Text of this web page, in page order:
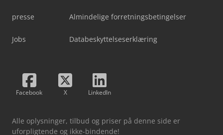
presse
Jobs
Almindelige forretningsbetingelser
Databeskyttelseserklæring
Facebook X LinkedIn
Alle oplysninger, tilbud og priser på denne side er
uforpligtende og ikke-bindende!